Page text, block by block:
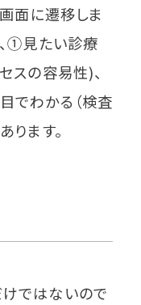
面に遷移しま
①見たい診療
スの容易性)、
でわかる（検査
ります。
ではないので